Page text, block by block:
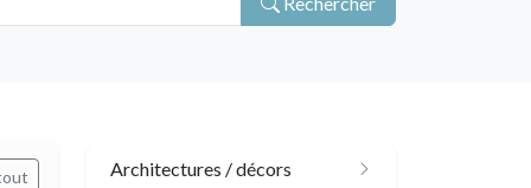
Architectures / décors